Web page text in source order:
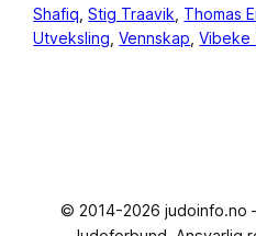
Shafiq , Stig Traavik Thomas
Utveksling , Vennskap , Vibeke
© 2014-2026 judoinfo.no